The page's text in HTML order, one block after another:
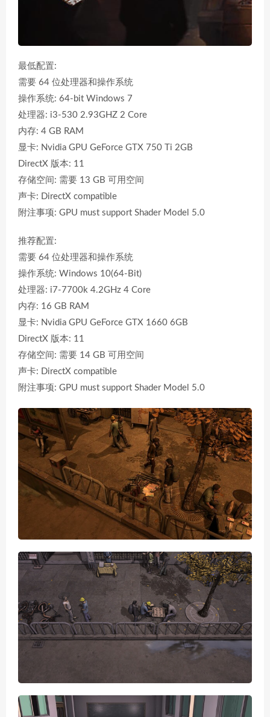
最低配置:
需要 64 位处理器和操作系统
操作系统: 64-bit Windows 7
处理器: i3-530 2.93GHZ 2 Core
内存: 4 GB RAM
显卡: Nvidia GPU GeForce GTX 750 Ti 2GB
DirectX 版本: 11
存储空间: 需要 13 GB 可用空间
声卡: DirectX compatible
附注事项: GPU must support Shader Model 5.0
推荐配置:
需要 64 位处理器和操作系统
操作系统: Windows 10(64-Bit)
处理器: i7-7700k 4.2GHz 4 Core
内存: 16 GB RAM
显卡: Nvidia GPU GeForce GTX 1660 6GB
DirectX 版本: 11
存储空间: 需要 14 GB 可用空间
声卡: DirectX compatible
附注事项: GPU must support Shader Model 5.0